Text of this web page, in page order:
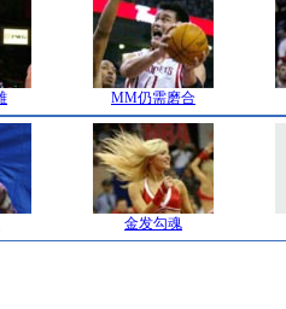
MM仍需磨合
金发勾魂